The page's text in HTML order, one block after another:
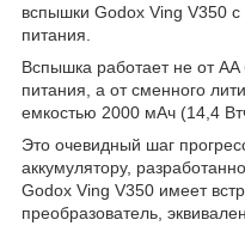
вспышки Godox Ving V350
питания.
Вспышка работает не от
питания, а от сменного
емкостью 2000 мАч (14,4
Это очевидный шаг
аккумулятору,
Godox Ving V350 имеет
преобразователь,